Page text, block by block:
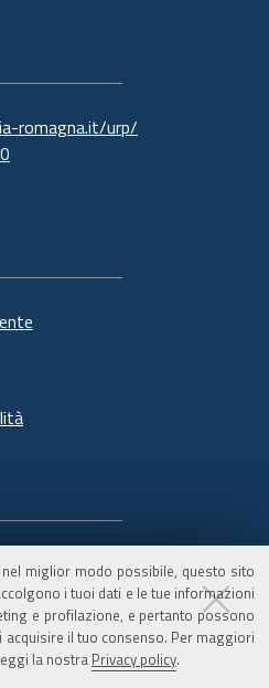
miglior modo possibile, questo sito
i tuoi dati e le tue informazioni
e profilazione, e pertanto possono
il tuo consenso. Per maggiori
la nostra Privacy policy.
romagna.it/urp/